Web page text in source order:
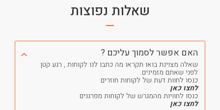
שאלות נפוצות
האם אפשר לסמוך עליכם ?
שאלה מצוינת בואו תקראו מה כתבו לנו לקוחות , רגע קטן
לפני שאתם מזמינים.
כנסו לחוות דעת של לקוחות חוזרים
לחצו כאן
כנסו לחוויות מהמגרש של לקוחות מפרגנים
לחצו כאן